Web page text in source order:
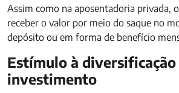
Assim como na aposentadoria privada,
receber o valor por meio do saque no
depósito ou em forma de benefício
Estímulo à diversificação
investimento